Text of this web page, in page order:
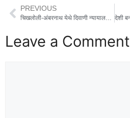
PREVIOUS
चिखलोली-अंबरनाथ येथे दिवाणी न्यायालय कनिष्ठ स्तर न्यायदंडाधिकारी प्रथम वर्ग न्यायालय
Leave a Comment